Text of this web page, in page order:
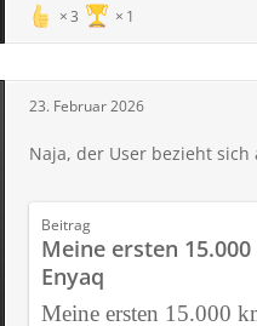
3 1
23. Februar 2026
Naja, der User bezieht sich
Beitrag
Meine ersten
Enyaq
Meine ersten 15.000